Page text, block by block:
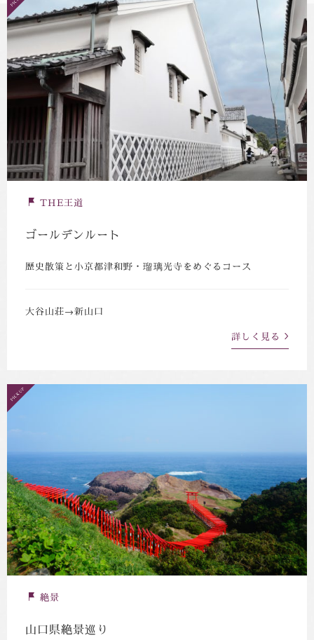
THE王道
ゴールデンルート
歴史散策と小京都津和野・瑠璃光寺をめぐるコース
大谷山荘→新山口
詳しく見る
絶景
山口県絶景巡り